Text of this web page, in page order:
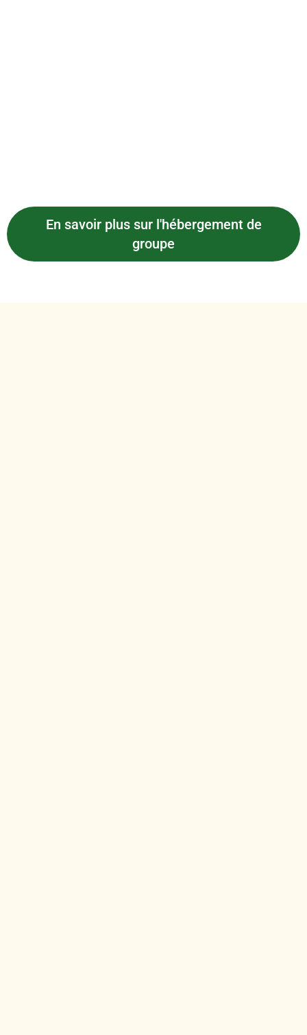
En savoir plus sur l'hébergement de
groupe